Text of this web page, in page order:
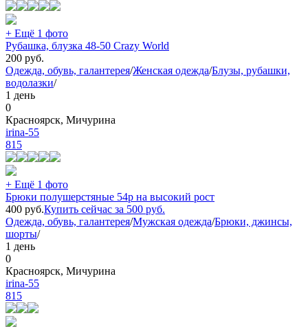
+ Ещё 1 фото
Рубашка, блузка 48-50 Crazy World
200 руб.
Одежда, обувь, галантерея/Женская одежда/Блузы, рубашки,
водолазки/
1 день
0
Красноярск, Мичурина
irina-55
815
+ Ещё 1 фото
Брюки полушерстяные 54р на высокий рост
400 руб.Купить сейчас за 500 руб.
Одежда, обувь, галантерея/Мужская одежда/Брюки, джинсы,
шорты/
1 день
0
Красноярск, Мичурина
irina-55
815